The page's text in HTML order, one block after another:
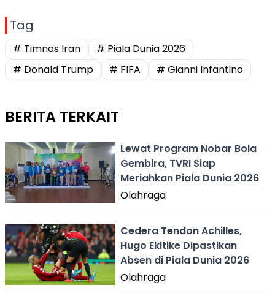
Tag
# Timnas Iran
# Piala Dunia 2026
# Donald Trump
# FIFA # Gianni Infantino
BERITA TERKAIT
Lewat Program Nobar Bola
Gembira, TVRI Siap
Meriahkan Piala Dunia 2026
Olahraga
Cedera Tendon Achilles,
Hugo Ekitike Dipastikan
Absen di Piala Dunia 2026
Olahraga